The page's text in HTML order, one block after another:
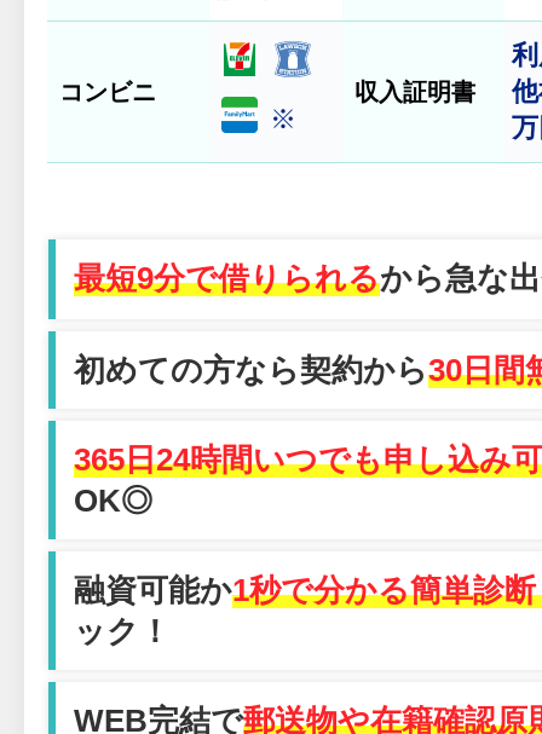
コンビニ
※
収入証明書
最短9分で借りられるから急な
初めての方なら契約から30日間
365日24時間いつでも申し込み
OK◎
融資可能か1秒で分かる簡単診
ック！
WEB完結で郵送物や在籍確認原